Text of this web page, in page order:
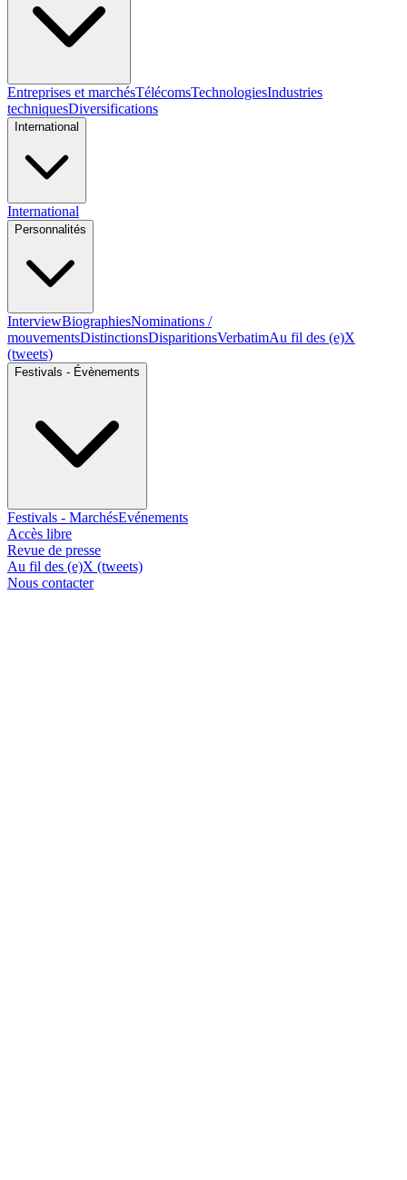
Entreprises et marchésTélécomsTechnologiesIndustries
techniquesDiversifications
International
International
Personnalités
InterviewBiographiesNominations /
mouvementsDistinctionsDisparitionsVerbatimAu fil des (e)X
(tweets)
Festivals - Évènements
Festivals - MarchésEvénements
Accès libre
Revue de presse
Au fil des (e)X (tweets)
Nous contacter